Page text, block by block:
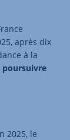
après dix
à la
poursuivre
2025, le